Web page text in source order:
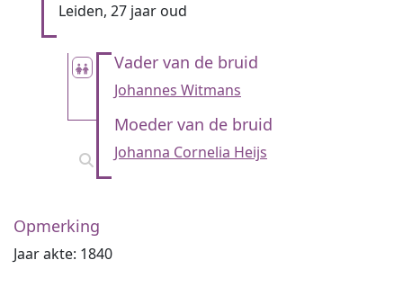
Leiden, 27 jaar oud
Vader van de bruid
Johannes Witmans
Moeder van de bruid
Johanna Cornelia Heijs
Opmerking
Jaar akte: 1840